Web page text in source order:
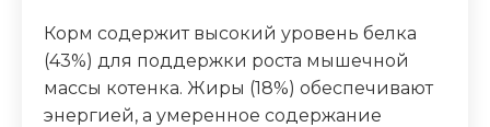
Корм содержит высокий уровень белка
(43%) для поддержки роста мышечной
массы котенка. Жиры (18%) обеспечивают
энергией, а умеренное содержание